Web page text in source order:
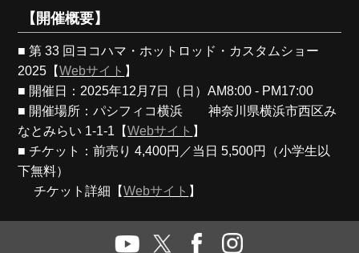
【開催概要】
■ 第 33 回ヨコハマ・ホットロッド・カスタムショー
2025【Webサイト 】
■ 開催日：2025年12月7日（日）AM8:00 - PM17:00
■ 開催場所：パシフィコ横浜 神奈川県横浜市西区み
なとみらい 1-1-1【Webサイト 】
■ チケット：前売り 4,400円／当日 5,500円（小学生以
下無料）
チケット詳細【Webサイト 】